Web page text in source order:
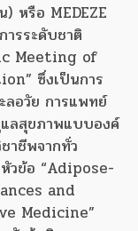
หรือ MEDEZE
ารระดับชาติ
Meeting of
ซึ่งเป็นการ
ลอวัย การแพทย์
แลสุขภาพแบบองค์
าชีพจากทั่ว
หัวข้อ “Adipose-
and
Medicine”